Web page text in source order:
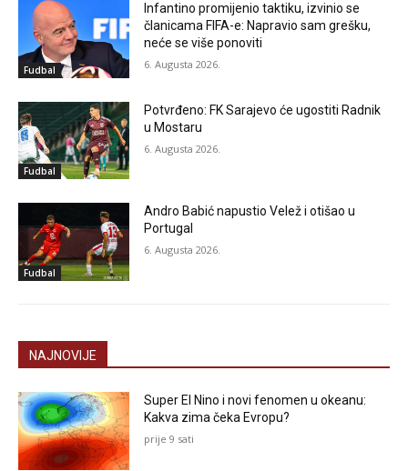
Fudbal
Infantino promijenio taktiku, izvinio se
članicama FIFA-e: Napravio sam grešku,
neće se više ponoviti
6. Augusta 2026.
Fudbal
Potvrđeno: FK Sarajevo će ugostiti Radnik
u Mostaru
6. Augusta 2026.
Fudbal
Andro Babić napustio Velež i otišao u
Portugal
6. Augusta 2026.
NAJNOVIJE
Super El Nino i novi fenomen u okeanu:
Kakva zima čeka Evropu?
prije 9 sati